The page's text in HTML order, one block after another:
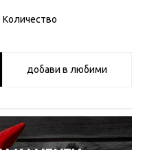
Количество
добави в любими